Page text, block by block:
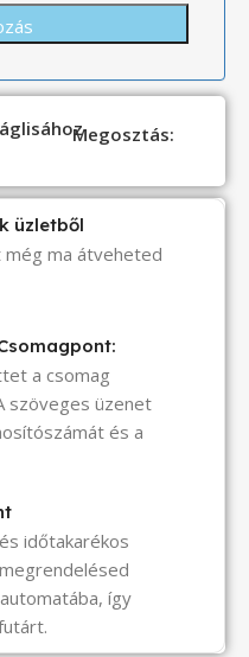
Megosztás:
üzletből
ma átveheted
a csomag
szöveges üzenet
és a
időtakarékos
így